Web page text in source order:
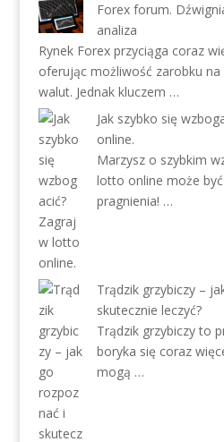
Forex forum.
analiza
Rynek Forex przyciąga coraz
oferując możliwość zarobku
walut. Jednak kluczem …
Jak szybko się
online.
Marzysz o szybkim
lotto online może
pragnienia! …
Trądzik grzybiczy –
skutecznie leczyć?
Trądzik grzybiczy to
boryka się coraz
mogą …